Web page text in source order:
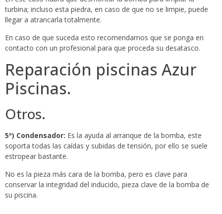
turbina; incluso esta piedra, en caso de que no se limpie, puede
llegar a atrancarla totalmente.
En caso de que suceda esto recomendamos que se ponga en
contacto con un profesional para que proceda su desatasco.
Reparación piscinas Azur
Piscinas.
Otros.
5º) Condensador: Es la ayuda al arranque de la bomba, este
soporta todas las caídas y subidas de tensión, por ello se suele
estropear bastante.
No es la pieza más cara de la bomba, pero es clave para
conservar la integridad del inducido, pieza clave de la bomba de
su piscina.